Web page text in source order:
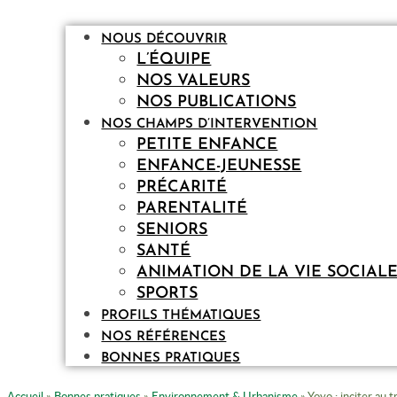
NOUS DÉCOUVRIR
L’ÉQUIPE
NOS VALEURS
NOS PUBLICATIONS
NOS CHAMPS D’INTERVENTION
PETITE ENFANCE
ENFANCE-JEUNESSE
PRÉCARITÉ
PARENTALITÉ
SENIORS
SANTÉ
ANIMATION DE LA VIE SOCIALE
SPORTS
PROFILS THÉMATIQUES
NOS RÉFÉRENCES
BONNES PRATIQUES